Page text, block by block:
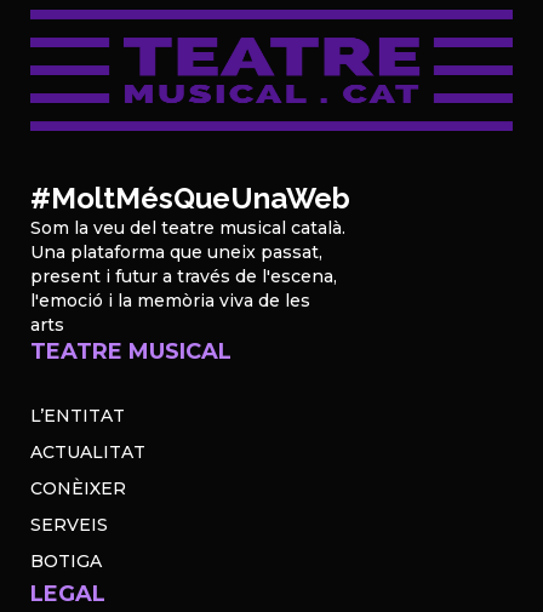
#MoltMésQueUnaWeb
Som la veu del teatre musical català.
Una plataforma que uneix passat,
present i futur a través de l'escena,
l'emoció i la memòria viva de les
arts
TEATRE MUSICAL
L’ENTITAT
ACTUALITAT
CONÈIXER
SERVEIS
BOTIGA
LEGAL